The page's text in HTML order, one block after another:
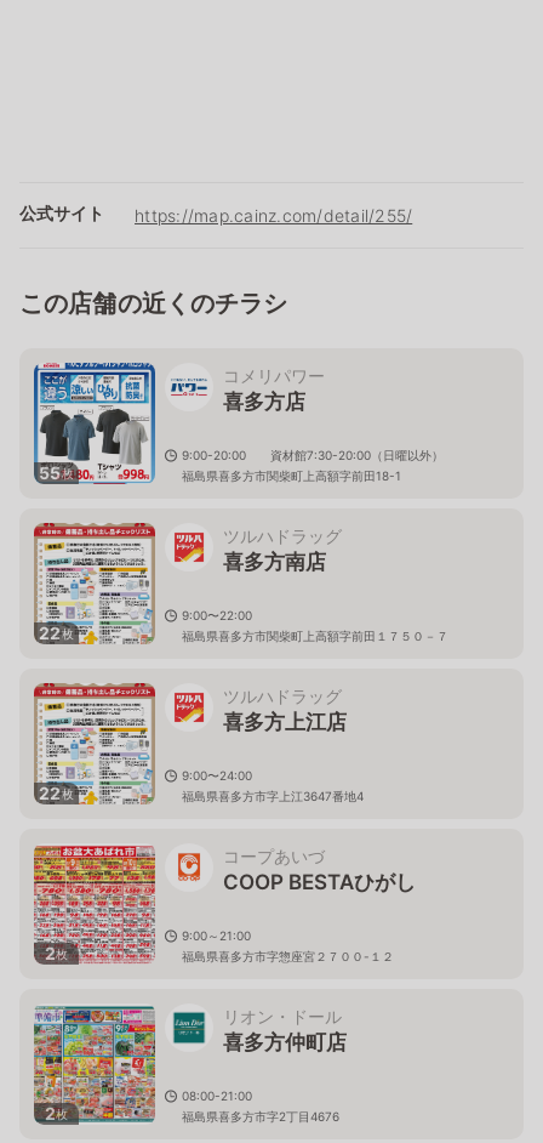
公式サイト https://map.cainz.com/detail/255/
この店舗の近くのチラシ
55枚
コメリパワー
喜多方店
9:00-20:00 資材館7:30-20:00（日曜以外）
福島県喜多方市関柴町上高額字前田18-1
22枚
ツルハドラッグ
喜多方南店
9:00〜22:00
福島県喜多方市関柴町上高額字前田１７５０－７
22枚
ツルハドラッグ
喜多方上江店
9:00〜24:00
福島県喜多方市字上江3647番地4
2枚
コープあいづ
COOP BESTAひがし
9:00～21:00
福島県喜多方市字惣座宮２７００-１２
2枚
リオン・ドール
喜多方仲町店
08:00-21:00
福島県喜多方市字2丁目4676